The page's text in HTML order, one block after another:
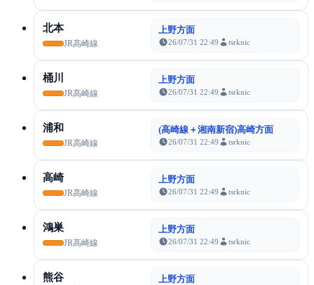
北本
JR高崎線
上野方面
26/07/31 22:49 tsrknic
桶川
JR高崎線
上野方面
26/07/31 22:49 tsrknic
浦和
JR高崎線
(高崎線＋湘南新宿)高崎方面
26/07/31 22:49 tsrknic
高崎
JR高崎線
上野方面
26/07/31 22:49 tsrknic
鴻巣
JR高崎線
上野方面
26/07/31 22:49 tsrknic
熊谷 上野方面